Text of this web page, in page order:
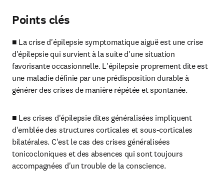
Points clés
■ La crise d'épilepsie symptomatique aiguë est une crise
d'épilepsie qui survient à la suite d'une situation
favorisante occasionnelle. L'épilepsie proprement dite est
une maladie définie par une prédisposition durable à
générer des crises de manière répétée et spontanée.
■ Les crises d'épilepsie dites généralisées impliquent
d'emblée des structures corticales et sous-corticales
bilatérales. C'est le cas des crises généralisées
tonicocloniques et des absences qui sont toujours
accompagnées d'un trouble de la conscience.